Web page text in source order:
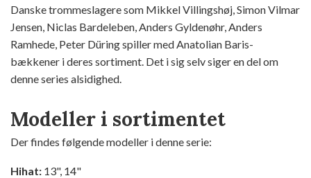
Danske trommeslagere som Mikkel Villingshøj, Simon Vilmar
Jensen, Niclas Bardeleben, Anders Gyldenøhr, Anders
Ramhede, Peter Düring spiller med Anatolian Baris-
bækkener i deres sortiment. Det i sig selv siger en del om
denne series alsidighed.
Modeller i sortimentet
Der findes følgende modeller i denne serie:
Hihat: 13", 14"